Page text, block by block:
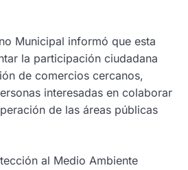
Municipal informó que esta
la participación ciudadana
de comercios cercanos,
interesadas en colaborar
de las áreas públicas
al Medio Ambiente